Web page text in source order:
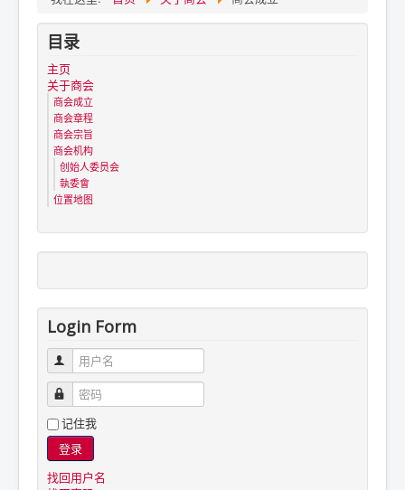
目录
主页
关于商会
商会成立
商会章程
商会宗旨
商会机构
创始人委员会
執委會
位置地图
Login Form
用户名
密码
记住我
登录
找回用户名